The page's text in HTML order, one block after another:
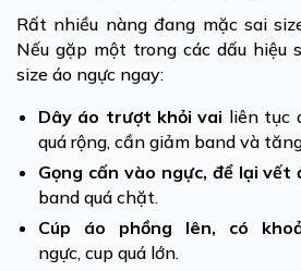
Rất nhiều nàng đang mặc sai
Nếu gặp một trong các dấu hiệu
size áo ngực ngay:
Dây áo trượt khỏi vai liên tục
quá rộng, cần giảm band và
Gọng cấn vào ngực, để lại vết
band quá chặt.
Cúp áo phồng lên, có
ngực, cup quá lớn.